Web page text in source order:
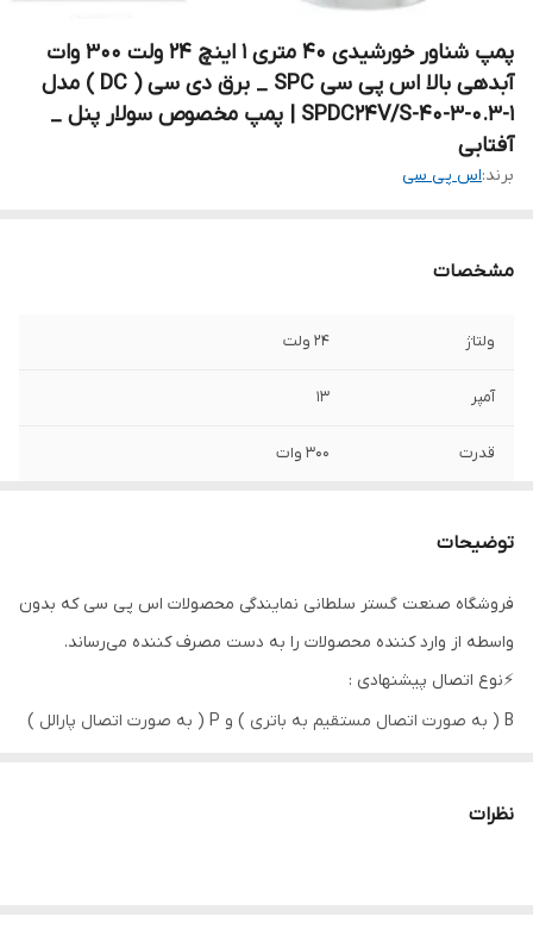
پمپ شناور خورشیدی ۴۰ متری ۱ اینچ ۲۴ ولت ۳۰۰ وات
آبدهی بالا اس پی سی SPC _ برق دی سی ( DC ) مدل
SPDC24V/S-40-3-0.3-1 | پمپ مخصوص سولار پنل _
آفتابی
برند:اس پی سی
مشخصات
ولتاژ ۲۴ ولت
آمپر ۱۳
قدرت ۳۰۰ وات
پنل
دهانه خروجی ۱ اینچ
(مترمکعب در
توضیحات
فروشگاه صنعت گستر سلطانی نمایندگی محصولات اس پی سی که بدون
واسطه از وارد کننده محصولات را به دست مصرف کننده می‌رساند.
⚡️نوع اتصال پیشنهادی :
B ( به صورت اتصال مستقیم به باتری ) و P ( به صورت اتصال پارالل )
نظرات